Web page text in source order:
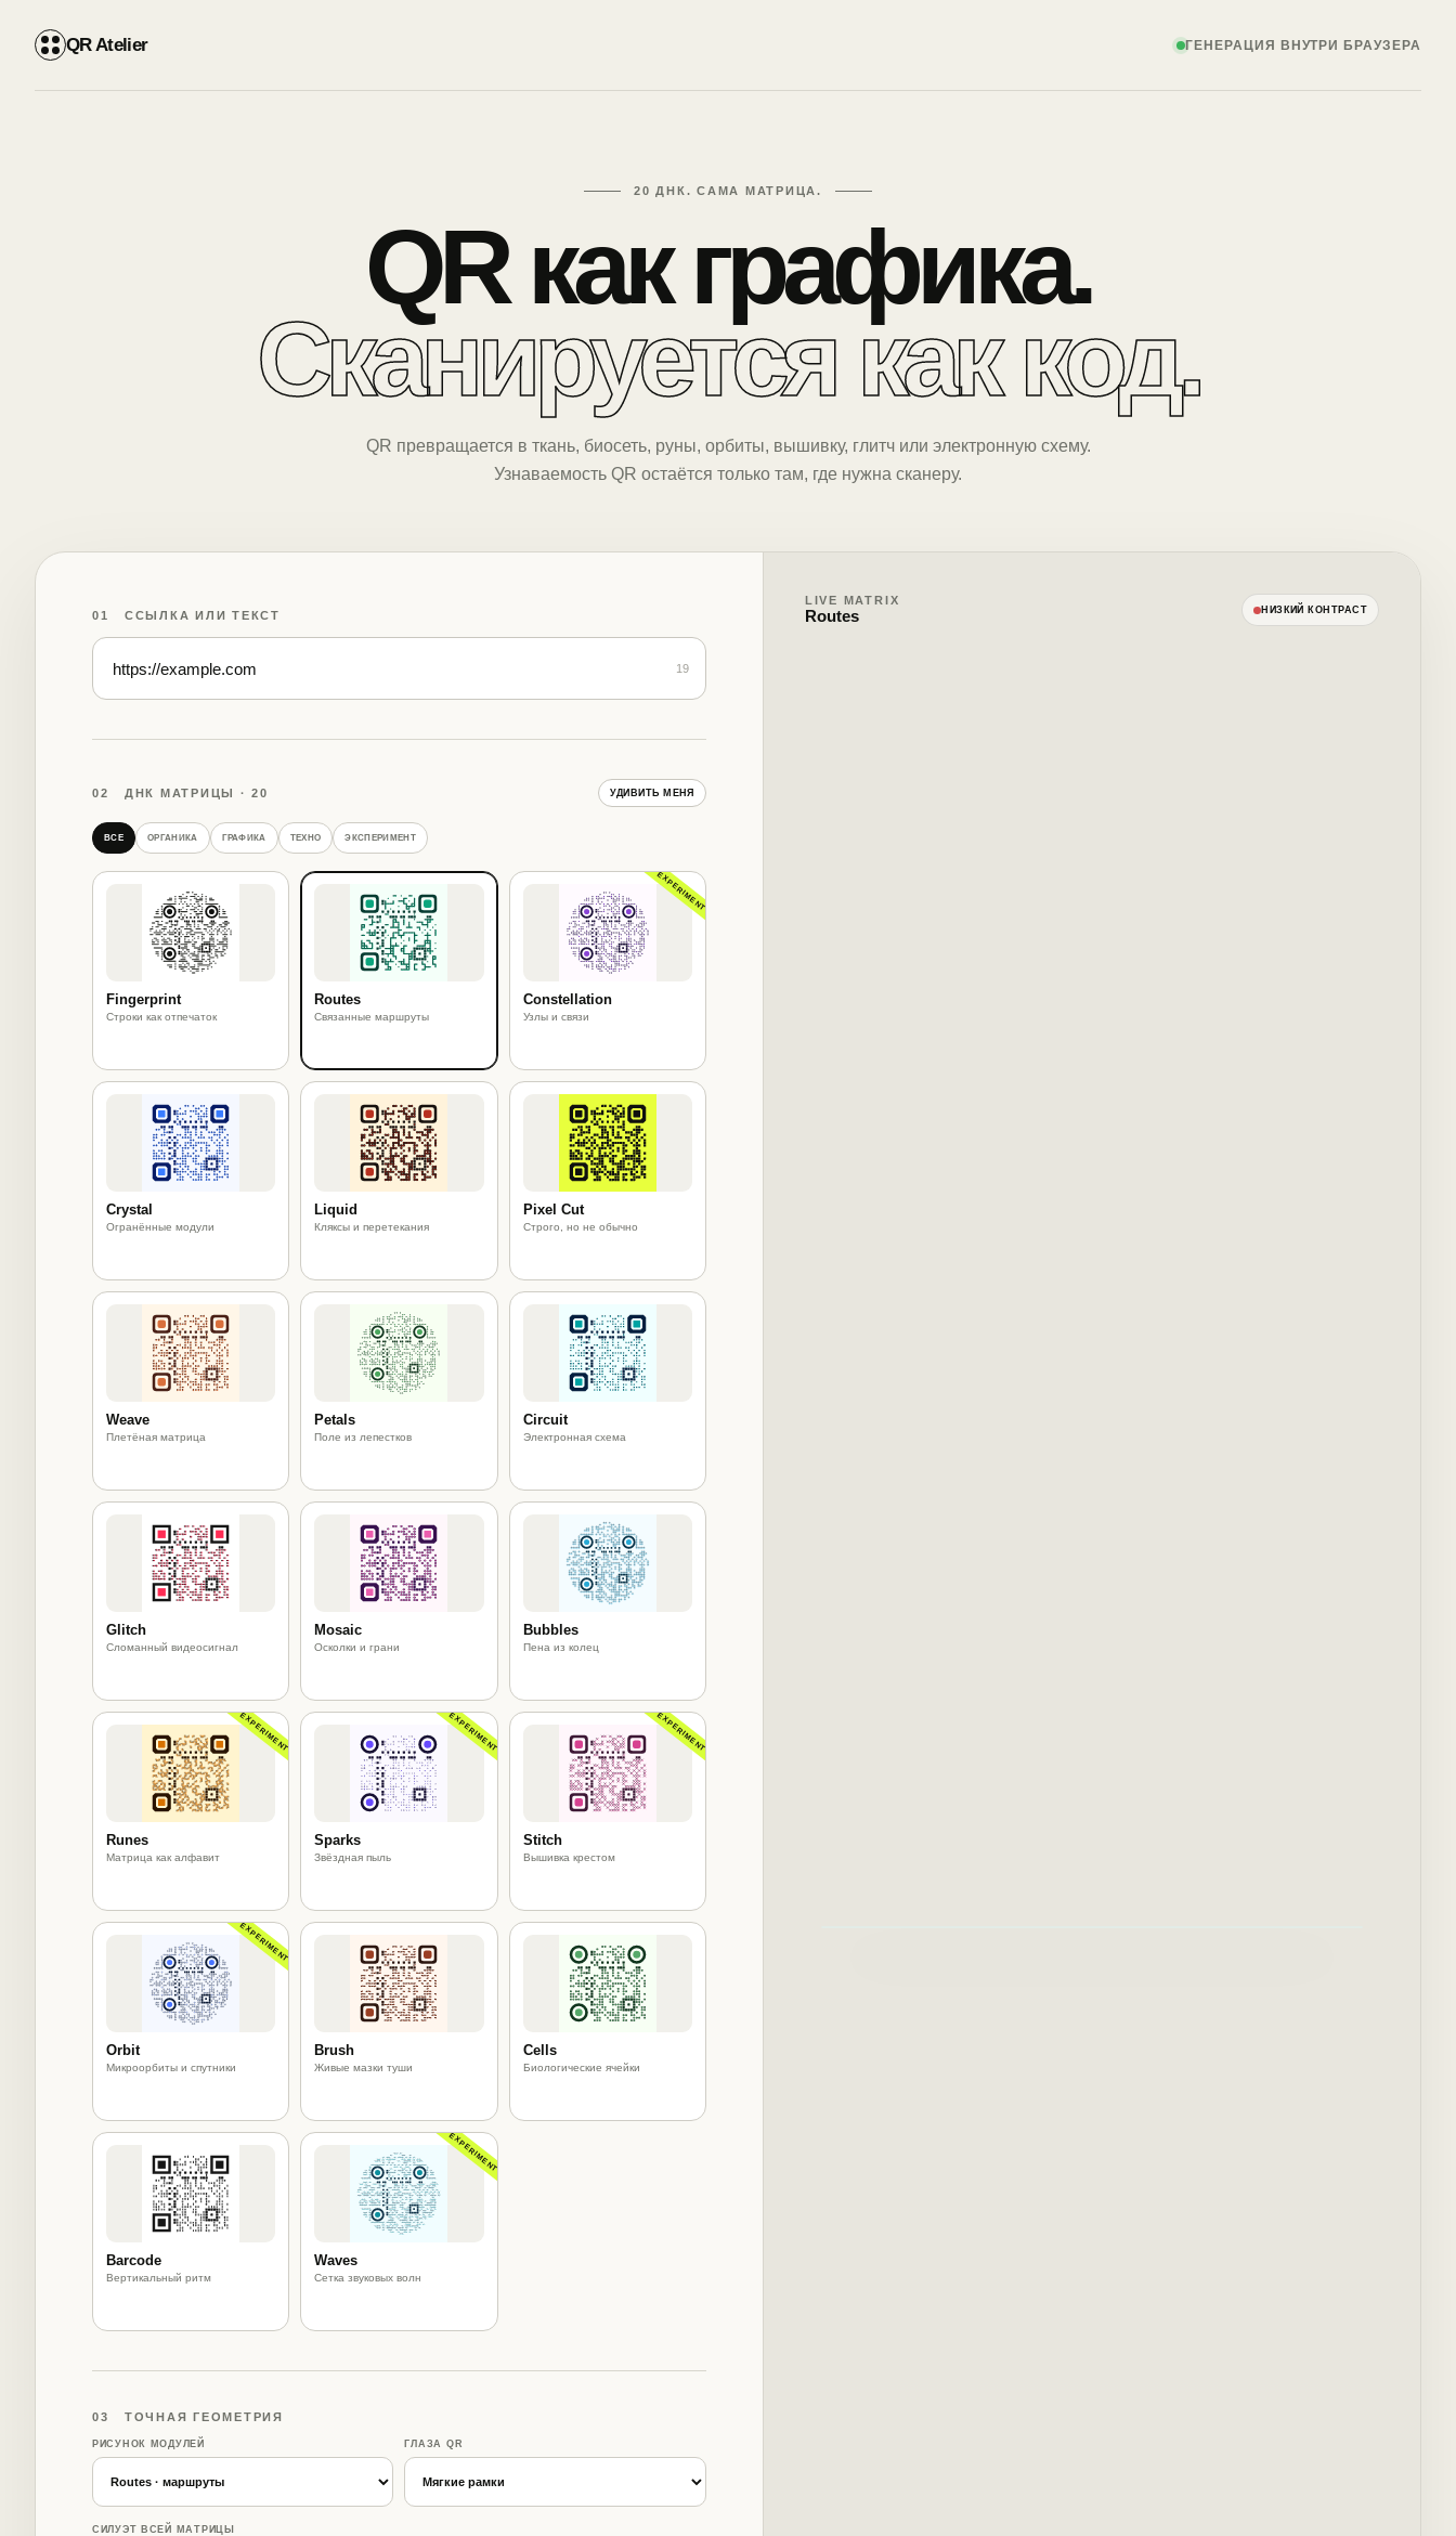
QR Atelier ГЕНЕРАЦИЯ ВНУТРИ БРАУЗЕРА
20 ДНК. САМА МАТРИЦА.
QR как графика.
Сканируется как код.
QR превращается в ткань, биосеть, руны, орбиты, вышивку, глитч или электронную схему.
Узнаваемость QR остаётся только там, где нужна сканеру.
01 ССЫЛКА ИЛИ ТЕКСТ
19
02 ДНК МАТРИЦЫ ·20 УДИВИТЬ МЕНЯ
ВСЕ ОРГАНИКА ГРАФИКА ТЕХНО ЭКСПЕРИМЕНТ
Fingerprint
Строки как отпечаток
Routes
Связанные маршруты
Constellation
Узлы и связи
EXPERIMENT
Crystal
Огранённые модули
Liquid
Кляксы и перетекания
Pixel Cut
Строго, но не обычно
Weave
Плетёная матрица
Petals
Поле из лепестков
Circuit
Электронная схема
Glitch
Сломанный видеосигнал
Mosaic
Осколки и грани
Bubbles
Пена из колец
Runes
Матрица как алфавит
EXPERIMENT
Sparks
Звёздная пыль
EXPERIMENT
Stitch
Вышивка крестом
EXPERIMENT
Orbit
Микроорбиты и спутники
EXPERIMENT
Brush
Живые мазки туши
Cells
Биологические ячейки
Barcode
Вертикальный ритм
Waves
Сетка звуковых волн
EXPERIMENT
03 ТОЧНАЯ ГЕОМЕТРИЯ
РИСУНОК МОДУЛЕЙ ГЛАЗА QR
СИЛУЭТ ВСЕЙ МАТРИЦЫ
LIVE MATRIX
Routes НИЗКИЙ КОНТРАСТ